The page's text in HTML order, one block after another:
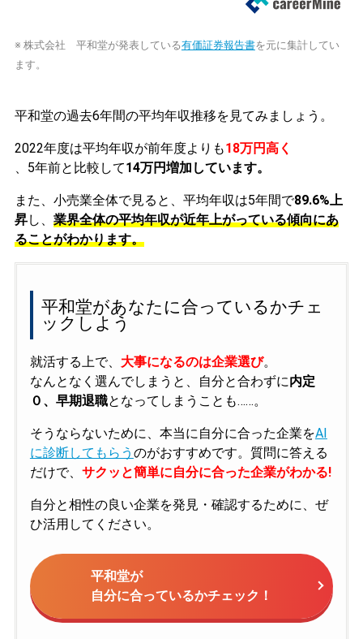
※ 株式会社 平和堂が発表している有価証券報告書を元に集計してい
ます。
平和堂の過去6年間の平均年収推移を見てみましょう。
2022年度は平均年収が前年度よりも18万円高く
、5年前と比較して14万円増加しています。
また、小売業全体で見ると、平均年収は5年間で89.6%上
昇し、 業界全体の平均年収が近年上がっている傾向にあ
ることがわかります。
平和堂があなたに合っているかチェ
ックしよう
就活する上で、 大事になるのは企業選び。
なんとなく選んでしまうと、自分と合わずに内定
０、早期退職となってしまうことも……。
そうならないために、本当に自分に合った企業をAI
に診断してもらう のがおすすめです。質問に答える
だけで、 サクッと簡単に自分に合った企業がわかる!
自分と相性の良い企業を発見・確認するために、ぜ
ひ活用してください。
平和堂が
自分に合っているかチェック！